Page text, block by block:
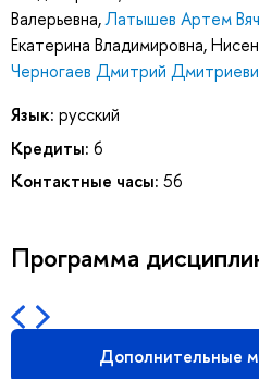
Валерьевна,Латышев Артем
Екатерина Владимировна,
Черногаев Дмитрий
Язык: русский
Кредиты: 6
Контактные часы: 56
Программа
Дополнительные